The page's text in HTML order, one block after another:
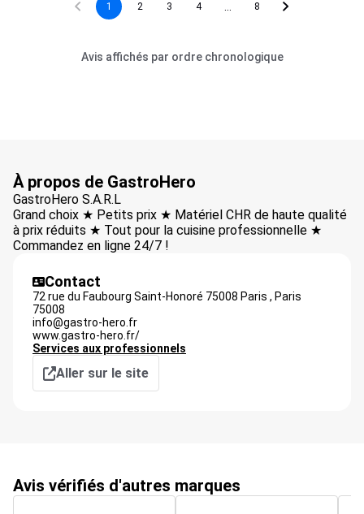
1 2 3 4 8
Avis affichés par ordre chronologique
À propos de GastroHero
GastroHero S.A.R.L
Grand choix ★ Petits prix ★ Matériel CHR de haute qualité
à prix réduits ★ Tout pour la cuisine professionnelle ★
Commandez en ligne 24/7 !
Contact
72 rue du Faubourg Saint-Honoré 75008 Paris , Paris
75008
info@gastro-hero.fr
www.gastro-hero.fr/
Services aux professionnels
Aller sur le site
Avis vérifiés d'autres marques